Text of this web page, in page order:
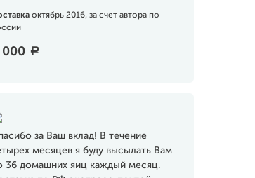
октябрь 2016, за счет автора по
000 a
за Ваш вклад! В течение
месяцев я буду высылать Вам
36 домашних яиц каждый месяц.